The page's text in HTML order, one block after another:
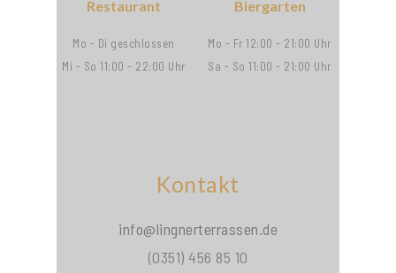
Restaurant
Mo - Di geschlossen
Mi - So 11:00 - 22:00 Uhr
Biergarten
Mo - Fr 12:00 - 21:00 Uhr
Sa - So 11:00 - 21:00 Uhr
Kontakt
info@lingnerterrassen.de
(0351) 456 85 10